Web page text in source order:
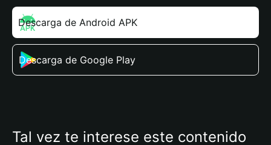
Descarga de Android APK
Descarga de Google Play
Tal vez te interese este contenido